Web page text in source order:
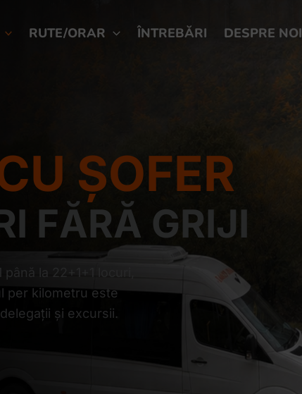
RUTE/ORAR ÎNTREBĂRI DESPRE NOI
ȘOFER
FĂRĂ GRIJI
la 22+1+1 locuri,
per kilometru este
și excursii.